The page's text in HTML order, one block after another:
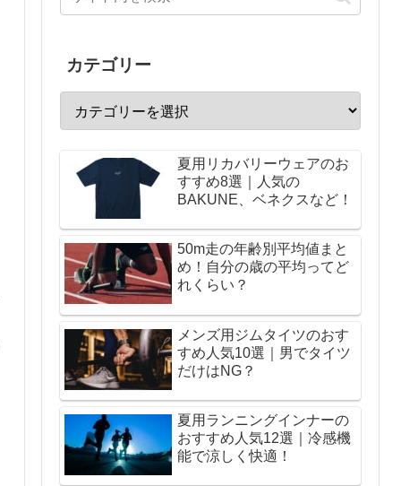
カテゴリー
夏用リカバリーウェアのお
すすめ8選｜人気の
BAKUNE、ベネクスなど！
50m走の年齢別平均値まと
め！自分の歳の平均ってど
れくらい？
メンズ用ジムタイツのおす
すめ人気10選｜男でタイツ
だけはNG？
夏用ランニングインナーの
おすすめ人気12選｜冷感機
能で涼しく快適！